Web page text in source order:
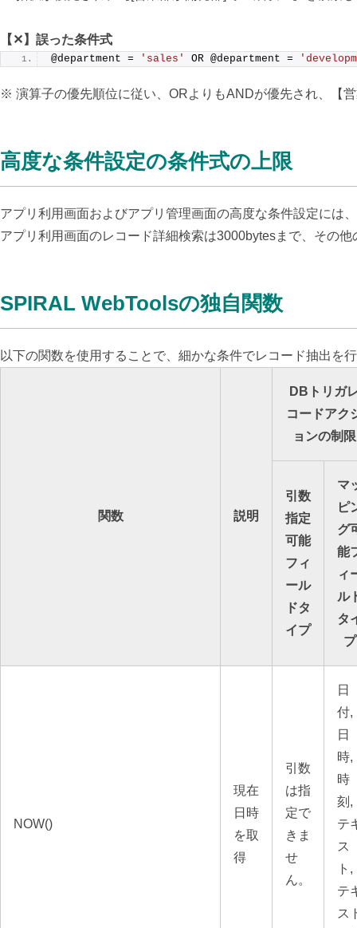
【✕】誤った条件式
@department = 'sales' OR @department =
※ 演算子の優先順位に従い、ORよりもANDが優先され、【
高度な条件設定の条件式の上限
アプリ利用画面およびアプリ管理画面の高度な条件設定には
アプリ利用画面のレコード詳細検索は3000bytesまで、その
SPIRAL WebToolsの独自関数
以下の関数を使用することで、細かな条件でレコード抽出を
関数 説明
DBトリガ
コードアク
ョンの制限
引数
指定
可能
フィ
ール
ドタ
イプ
マ
ピ
グ
能
ィ
ル
タ
プ
NOW()
現在
日時
を取
得
引数
は指
定で
きま
せ
ん。
日
付,
日
時,
時
刻,
テ
ス
ト,
テ
ス